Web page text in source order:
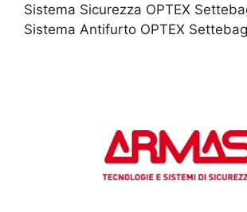
Sistema Sicurezza OPTEX
Sistema Antifurto OPTEX